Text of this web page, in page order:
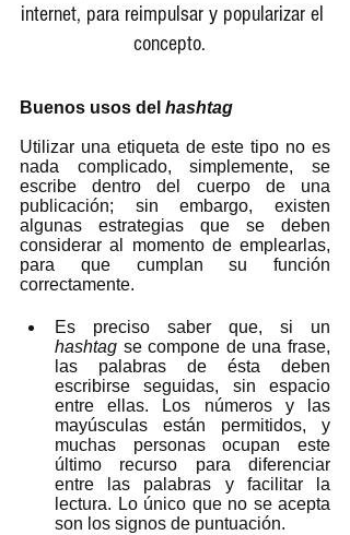
internet, para reimpulsar y popularizar el
concepto.
Buenos usos del hashtag
Utilizar una etiqueta de este tipo no es
nada complicado, simplemente, se
escribe dentro del cuerpo de una
publicación; sin embargo, existen
algunas estrategias que se deben
considerar al momento de emplearlas,
para que cumplan su función
correctamente.
hashtag se compone de una frase,
las palabras de ésta deben
escribirse seguidas, sin espacio
entre ellas. Los números y las
mayúsculas están permitidos, y
muchas personas ocupan este
último recurso para diferenciar
entre las palabras y facilitar la
lectura. Lo único que no se acepta
son los signos de puntuación.